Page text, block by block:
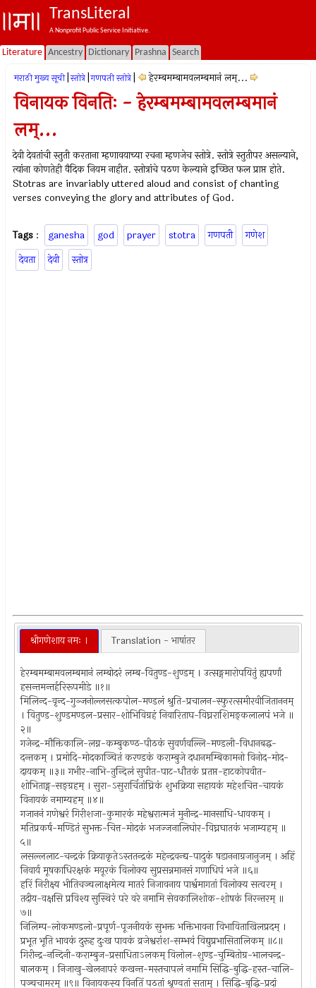
TransLiteral
A Nonprofit Public Service Initiative.
Literature Ancestry Dictionary Prashna Search
मराठी मुख्य सूची स्तोत्रे गणपती स्तोत्रे हेरम्बमम्बामवलम्बमानं लम्...
विनायक विनतिः - हेरम्बमम्बामवलम्बमानं
लम्...
देवी देवतांची स्तुती करताना म्हणावयाच्या रचना म्हणजेच स्तोत्रे. स्तोत्रे स्तुतीपर असल्याने,
त्यांना कोणतेही वैदिक नियम नाहीत. स्तोत्रांचे पठण केल्याने इच्छित फल प्राप्त होते.
Stotras are invariably uttered aloud and consist of chanting
verses conveying the glory and attributes of God.
Tags : ganesha god prayer stotra गणपती
गणेश
देवता
देवी स्तोत्र
श्रीगणेशाय नमः । Translation - भाषांतर
हेरम्बमम्बामवलम्बमानं लम्बोदरं लम्ब-वितुण्ड-शुण्डम् । उत्सङ्गमारोपयितुं ह्यपर्णां
हसन्तमन्तर्हरिरूपमीडे ॥१॥
मिलिन्द-वृन्द-गुञ्जनोल्लसत्कपोल-मण्डलं श्रुति-प्रचालन-स्फुरत्समीरवीजिताननम्
। वितुण्ड-शुण्डमण्डल-प्रसार-शोभिविग्रहं निवारिताघ-विघ्नराशिमङ्कलालपं भजे ॥
२॥
गजेन्द्र-मौक्तिकालि-लग्न-कम्बुकण्ठ-पीठकं सुवर्णवल्लि-मण्डली-विधानबद्ध-
दन्तकम् । प्रमोदि-मोदकाञ्चितं करण्डकं कराम्बुजे दधानमम्बिकामनो विनोद-मोद-
दायकम् ॥३॥ गभीर-नाभि-तुन्दिलं सुपीत-पाट-धौतकं प्रतप्त-हाटकोपवीत-
शोभिताङ्ग-सङ्ग्रहम् । सुरा-ऽसुरार्चितांघ्रिकं शुभक्रिया सहायकं महेशचित्त-चायकं
विनायकं नमाम्यहम् ॥४॥
गजाननं गणेश्वरं गिरीशजा-कुमारकं महेश्वरात्मजं मुनीन्द्र-मानसाधि-धावकम् ।
मतिप्रकर्ष-मण्डितं सुभक्त-चित्त-मोदकं भजज्जनालिघोर-विघ्नघातकं भजाम्यहम् ॥
५॥
लसल्ललाट-चन्द्रकं क्रियाकृतेऽस्ततन्द्रकं महेन्द्रवन्द्य-पादुकं षडाननाग्रजानुजम् । अहिं
निवार्य मूषकाधिरक्षकं मयूरकं विलोक्य सुप्रसन्नमानसं गणाधिपं भजे ॥६॥
हरिं निरीक्ष्य भीतिचञ्चलाक्षमेत्य मातरं निजावनाय पार्श्वमागतां विलोक्य सत्वरम् ।
तदीय-वक्षसि प्रविश्य सुस्थिरं परे वरे नमामि सेवकालिशोक-शोषकं निरन्तरम् ॥
७॥
निलिम्प-लोकमण्डलो-प्रपूर्ण-पूजनीयकं सुभक्त भक्तिभावना विभाविताखिलप्रदम् ।
प्रभूत भूति भावकं दुरूह दुःख पावकं व्रजेश्वरांश-सम्भवं विद्युप्रभासितालिकम् ॥८॥
गिरीन्द्र-नन्दिनी-कराम्बुज-प्रसाधिताऽलकम् विलोल-शुण्ड-चुम्बितोग्र-भालचन्द्र-
बालकम् । निजाखु-खेलनापरं कखन्त-मस्तचापलं नमामि सिद्धि-बुद्धि-हस्त-चालि-
पञ्चचामरम् ॥९॥ विनायकस्य विनतिं पठतां श्रृण्वतां सताम् । सिद्धि-बुद्धि-प्रदां